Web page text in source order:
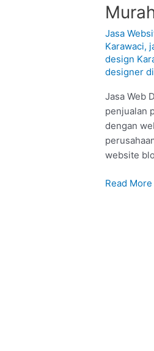
Jasa
Karawaci,
design
designer
Jasa Web
penjualan
dengan
website
Design
di
Karawaci
–
Tangerang
Murah
Berkualitas
#1
Read More